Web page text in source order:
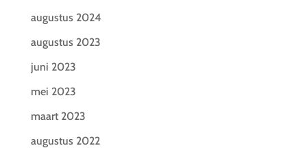
augustus 2024
augustus 2023
juni 2023
mei 2023
maart 2023
augustus 2022